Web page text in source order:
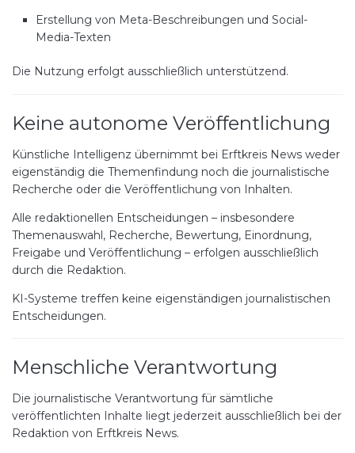
Erstellung von Meta-Beschreibungen und Social-
Media-Texten
Die Nutzung erfolgt ausschließlich unterstützend.
Keine autonome Veröffentlichung
Künstliche Intelligenz übernimmt bei Erftkreis News weder
eigenständig die Themenfindung noch die journalistische
Recherche oder die Veröffentlichung von Inhalten.
Alle redaktionellen Entscheidungen – insbesondere
Themenauswahl, Recherche, Bewertung, Einordnung,
Freigabe und Veröffentlichung – erfolgen ausschließlich
durch die Redaktion.
KI-Systeme treffen keine eigenständigen journalistischen
Entscheidungen.
Menschliche Verantwortung
Die journalistische Verantwortung für sämtliche
veröffentlichten Inhalte liegt jederzeit ausschließlich bei der
Redaktion von Erftkreis News.